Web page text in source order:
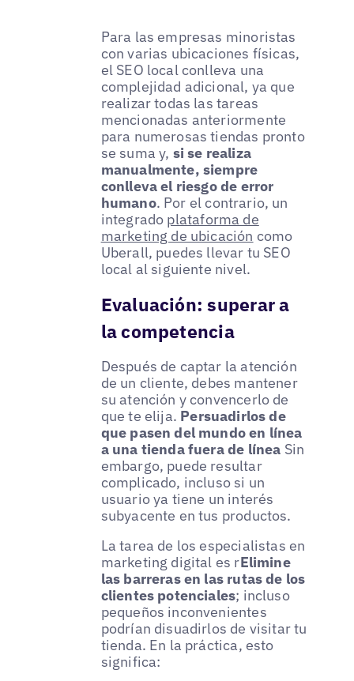
Para las empresas minoristas
con varias ubicaciones físicas,
el SEO local conlleva una
complejidad adicional, ya que
realizar todas las tareas
mencionadas anteriormente
para numerosas tiendas pronto
se suma y, si se realiza
manualmente, siempre
conlleva el riesgo de error
humano. Por el contrario, un
integrado plataforma de
marketing de ubicación como
Uberall, puedes llevar tu SEO
local al siguiente nivel.
Evaluación: superar a
la competencia
Después de captar la atención
de un cliente, debes mantener
su atención y convencerlo de
que te elija. Persuadirlos de
que pasen del mundo en línea
a una tienda fuera de línea Sin
embargo, puede resultar
complicado, incluso si un
usuario ya tiene un interés
subyacente en tus productos.
La tarea de los especialistas en
marketing digital es rElimine
las barreras en las rutas de los
clientes potenciales; incluso
pequeños inconvenientes
podrían disuadirlos de visitar tu
tienda. En la práctica, esto
significa: